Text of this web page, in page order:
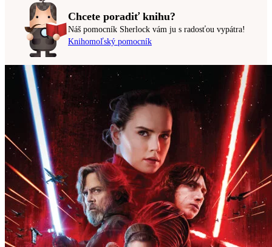
Chcete poradiť knihu?
Náš pomocník Sherlock vám ju s radosťou vypátra!
Knihomoľský pomocník